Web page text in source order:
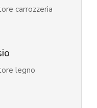
carrozzeria
legno